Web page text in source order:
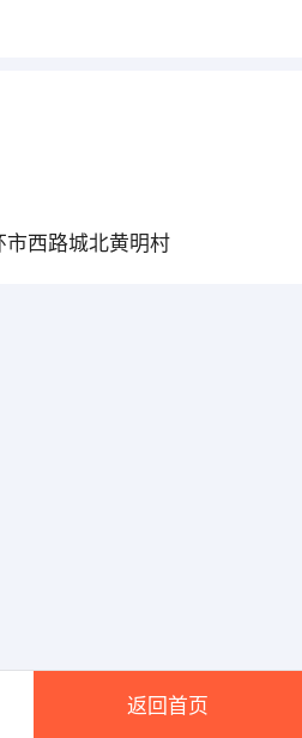
市西路城北黄明村
返回首页